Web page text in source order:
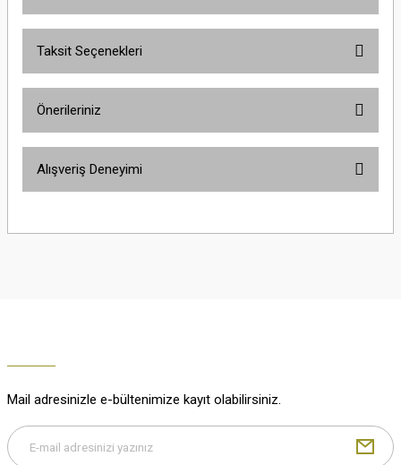
Taksit Seçenekleri
Önerileriniz
yetersiz gördüğünüz noktaları öneri formunu kullanarak tarafımıza
Alışveriş Deneyimi
M... K... | 29/12/2025
Mail adresinizle e-bültenimize kayıt olabilirsiniz.